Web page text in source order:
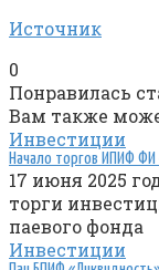
Источник
0
Понравилась
Вам также
Инвестиции
Начало торгов ИПИФ
17 июня 2025
торги
паевого фонда
Инвестиции